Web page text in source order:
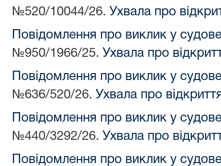
№520/10044/26. Ухвала про
Повідомлення про виклик у
№950/1966/25. Ухвала про
Повідомлення про виклик у
№636/520/26. Ухвала про
Повідомлення про виклик у
№440/3292/26. Ухвала про
Повідомлення про виклик у